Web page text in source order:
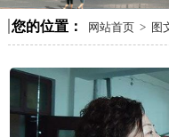
您的位置： 网站首页 > 图